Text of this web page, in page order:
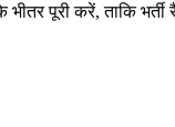
पूरी करें, ताकि